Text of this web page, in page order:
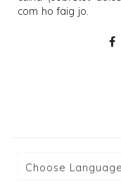
com ho faig jo.